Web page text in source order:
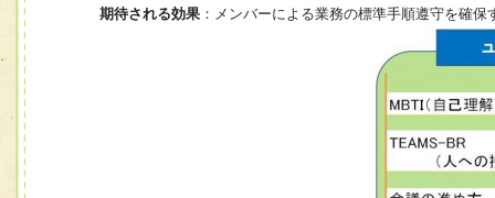
期待される効果 ：メンバーによる業務の標準手順遵守を確保